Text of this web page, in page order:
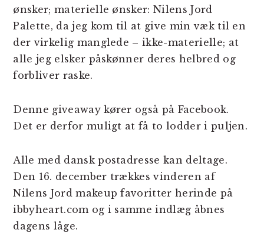
ønsker; materielle ønsker: Nilens Jord
Palette, da jeg kom til at give min væk til en
der virkelig manglede – ikke-materielle; at
alle jeg elsker påskønner deres helbred og
forbliver raske.
Denne giveaway kører også på Facebook.
Det er derfor muligt at få to lodder i puljen.
Alle med dansk postadresse kan deltage.
Den 16. december trækkes vinderen af
Nilens Jord makeup favoritter herinde på
ibbyheart.com og i samme indlæg åbnes
dagens låge.